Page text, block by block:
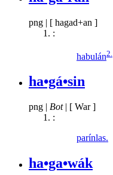
png | [ hagad+an ]
:
habulán2.
ha•gá•sin
png | Bot | [ War ]
:
parínlas.
ha•ga•wák